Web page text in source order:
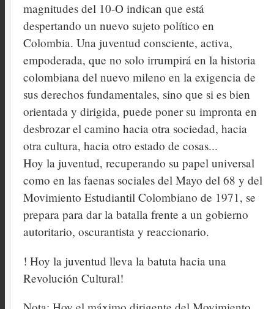
magnitudes del 10-O indican que está
despertando un nuevo sujeto político en
Colombia. Una juventud consciente, activa,
empoderada, que no solo irrumpirá en la historia
colombiana del nuevo mileno en la exigencia de
sus derechos fundamentales, sino que si es bien
orientada y dirigida, puede poner su impronta en
desbrozar el camino hacia otra sociedad, hacia
otra cultura, hacia otro estado de cosas...
Hoy la juventud, recuperando su papel universal
como en las faenas sociales del Mayo del 68 y del
Movimiento Estudiantil Colombiano de 1971, se
prepara para dar la batalla frente a un gobierno
autoritario, oscurantista y reaccionario.
! Hoy la juventud lleva la batuta hacia una
Revolución Cultural!